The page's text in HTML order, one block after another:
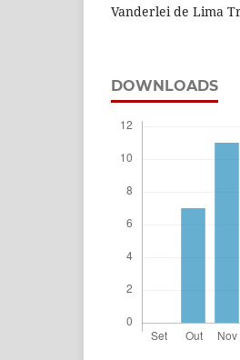
Vanderlei de Lima
DOWNLOADS